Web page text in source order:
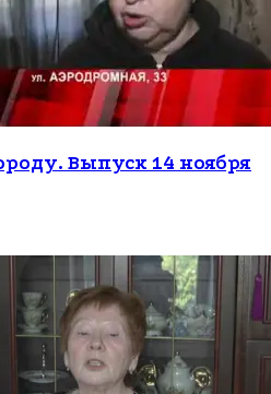
Выпуск 14 ноября